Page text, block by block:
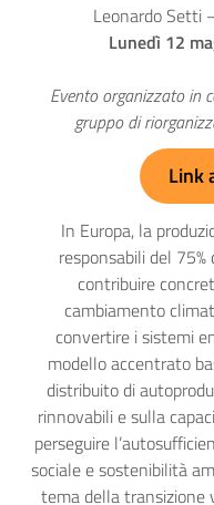
Leonardo Setti
Lunedì 12
Evento organizzato in
gruppo di
Link
In Europa, la
responsabili del
contribuire
cambiamento
convertire i sistemi
modello accentrato
distribuito di
rinnovabili e sulla
perseguire
sociale e sostenibilità
tema della transizione